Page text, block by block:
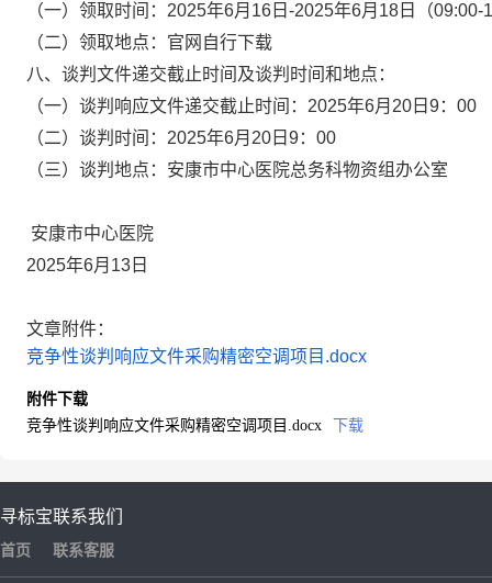
（一）领取时间：2025年6月16日-2025年6月18日（09:00-
（二）领取地点：官网自行下载
八、谈判文件递交截止时间及谈判时间和地点：
（一）谈判响应文件递交截止时间：2025年6月20日9：00
（二）谈判时间：2025年6月20日9：00
（三）谈判地点：安康市中心医院总务科物资组办公室
安康市中心医院
2025年6月13日
文章附件：
竞争性谈判响应文件采购精密空调项目.docx
附件下载
竞争性谈判响应文件采购精密空调项目.docx
下载
寻标宝
首页
联系我们
联系客服